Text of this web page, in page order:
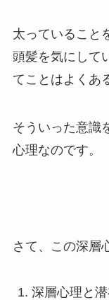
太っていること
頭髪を気にして
てことはよくあ
そういった意識
心理なのです。
さて、この深層
深層心理と